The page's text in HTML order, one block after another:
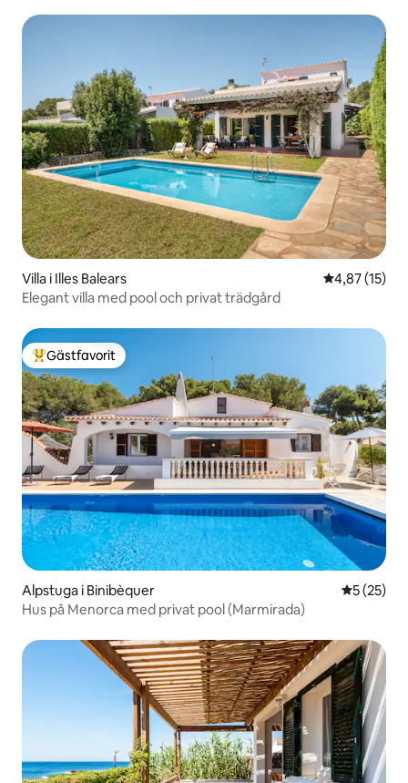
Villa i Illes Balears 4,87 av 5 i
4,87 (15)
Elegant villa med pool och privat trädgård
Populär gästfavorit
Gästfavorit
Alpstuga i Binibèquer 5 av 5 i
5 (25)
Hus på Menorca med privat pool (Marmirada)